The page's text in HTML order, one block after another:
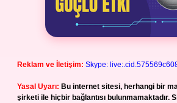
Reklam ve İletişim: Skype:
Yasal Uyarı: Bu internet sitesi, herhangi bir
şirketi ile hiçbir bağlantısı bulunmamaktadır.